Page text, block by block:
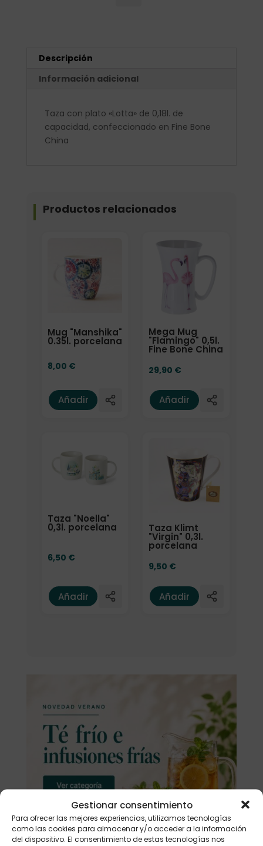
Gestionar consentimiento
Para ofrecer las mejores experiencias, utilizamos tecnologías
como las cookies para almacenar y/o acceder a la información
del dispositivo. El consentimiento de estas tecnologías nos
Descripción
Información adicional
Taza con plato «Lotta» de 0,18l. de
capacidad, confeccionado en Fine Bone
China
Productos relacionados
Mug "Manshika"
0.35l. porcelana
8,00 €
Añadir
Mega Mug
"Flamingo" 0,5l.
Fine Bone China
29,90 €
Añadir
Taza "Noella"
0,3l. porcelana
6,50 €
Añadir
Taza Klimt
"Virgin" 0,3l.
porcelana
9,50 €
Añadir